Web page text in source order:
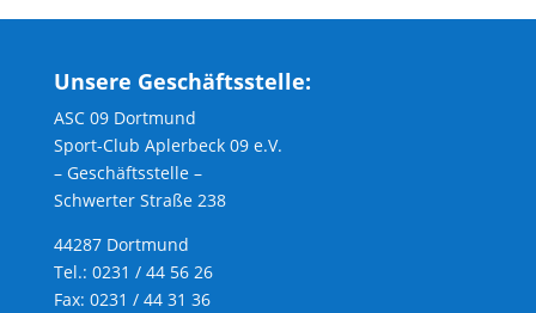
Unsere Geschäftsstelle:
ASC 09 Dortmund
Sport-Club Aplerbeck 09 e.V.
– Geschäftsstelle –
Schwerter Straße 238
44287 Dortmund
Tel.: 0231 / 44 56 26
Fax: 0231 / 44 31 36